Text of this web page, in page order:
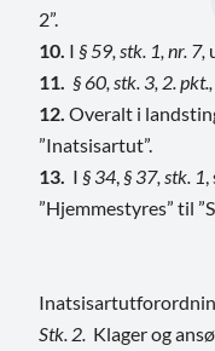
2”.
10. I § 59, stk. 1, nr. 7,
11.
§ 60, stk. 3, 2. pkt.,
12. Overalt i
”Inatsisartut”.
13. I § 34 § 37, stk. 1
”Hjemmestyres” til
Stk. 2. Klager og